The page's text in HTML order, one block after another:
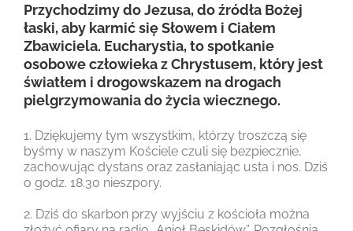
Przychodzimy do Jezusa, do źródła Bożej
łaski, aby karmić się Słowem i Ciałem
Zbawiciela. Eucharystia, to spotkanie
osobowe człowieka z Chrystusem, który jest
światłem i drogowskazem na drogach
pielgrzymowania do życia wiecznego.
1. Dziękujemy tym wszystkim, którzy troszczą się
byśmy w naszym Kościele czuli się bezpiecznie,
zachowując dystans oraz zasłaniając usta i nos. Dziś
o godz. 18.30 nieszpory.
2. Dziś do skarbon przy wyjściu z kościoła można